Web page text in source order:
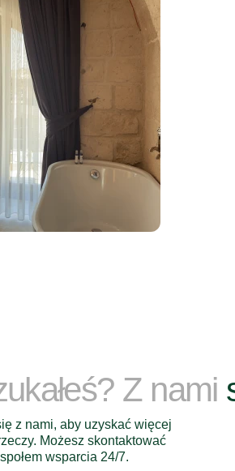
Z nami
z nami, aby uzyskać więcej
Możesz skontaktować
wsparcia 24/7.